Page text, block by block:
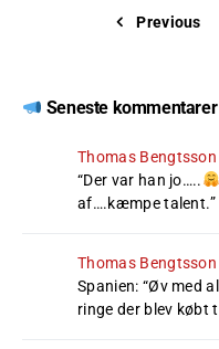
Previous
Seneste kommentarer
Thomas Bengtsson
“Der var han jo…..
af….kæmpe talent.”
Thomas Bengtsson
Spanien: “Øv med
ringe der blev købt